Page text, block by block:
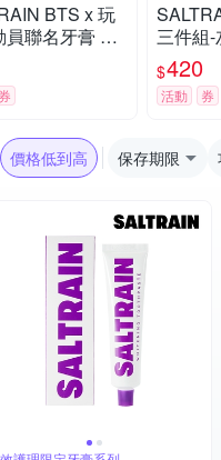
BTS x 玩
員聯名牙膏 70
-RM/Jin/SUGA/
V/Jung Ko
券
三件組
X1+牙
(經典薄
積雪草
$420
活動 券
價格低到高 保存期限